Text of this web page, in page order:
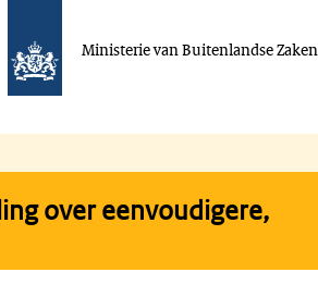
Ministerie van Buitenlandse Zaken
over eenvoudigere,